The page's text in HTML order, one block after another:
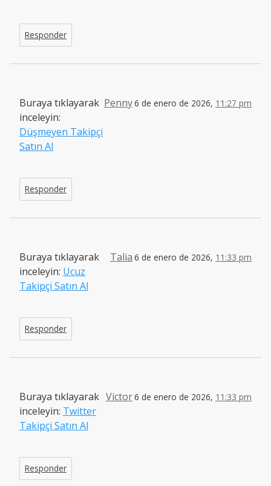
Responder
Penny6 de enero de 2026, 11:27 pm
Buraya tıklayarak
inceleyin:
Düşmeyen Takipçi
Satın Al
Responder
Talia 6 de enero de 2026, 11:33 pm
Buraya tıklayarak
inceleyin: Ucuz
Takipçi Satın Al
Responder
Victor6 de enero de 2026, 11:33 pm
Buraya tıklayarak
inceleyin: Twitter
Takipçi Satın Al
Responder